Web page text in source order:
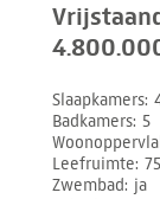
Slaapkamers
Badkamers 5
Leefruimte
Zwembad ja